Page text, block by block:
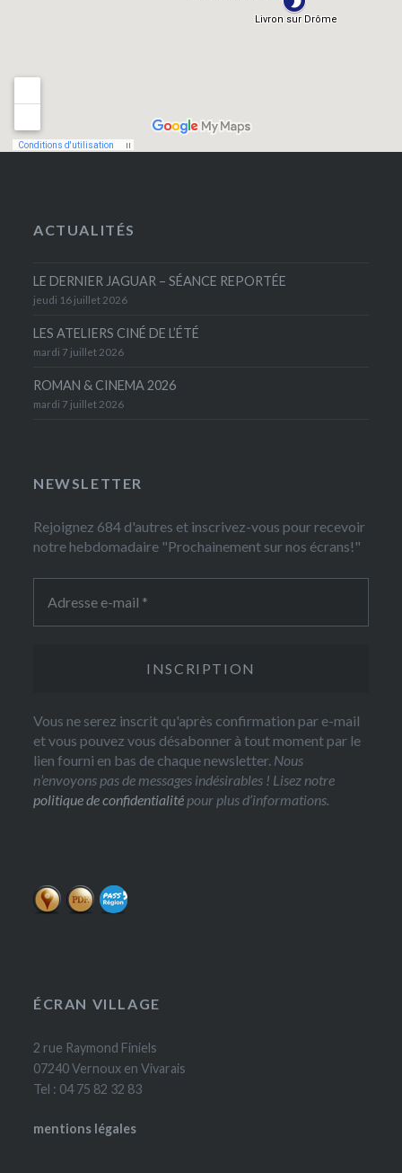
ACTUALITÉS
LE DERNIER JAGUAR – SÉANCE REPORTÉE
jeudi 16 juillet 2026
LES ATELIERS CINÉ DE L’ÉTÉ
mardi 7 juillet 2026
ROMAN & CINEMA 2026
mardi 7 juillet 2026
NEWSLETTER
Rejoignez 684 d'autres et inscrivez-vous pour recevoir
notre hebdomadaire "Prochainement sur nos écrans!"
Vous ne serez inscrit qu'après confirmation par e-mail
et vous pouvez vous désabonner à tout moment par le
lien fourni en bas de chaque newsletter. Nous
n’envoyons pas de messages indésirables ! Lisez notre
politique de confidentialité pour plus d’informations.
ÉCRAN VILLAGE
2 rue Raymond Finiels
07240 Vernoux en Vivarais
Tel : 04 75 82 32 83
mentions légales